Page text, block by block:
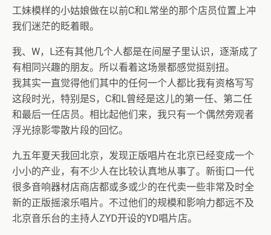
工妹模样的小姑娘做在以前C和L常坐的那个店员位置上冲
我们迷茫的眨着眼。
我、W，L还有其他几个人都是在间屋子里认识，逐渐成了
有相同兴趣的朋友。所以看着这场景都感觉挺别扭。
我其实一直觉得他们其中的任何一个人都比我有资格写写
这段时光，特别是S，C和L曾经是这儿的第一任、第二任
和最后一任店员。相比起他们来，我只有一个偶然旁观者
浮光掠影零散片段的回忆。
九五年夏天我回北京，发现正版唱片在北京已经变成一个
小小的产业，有不少人在比较认真地从事了。新街口一代
很多音响器材店商店都或多或少的在代卖一些非常及时全
新的正版摇滚乐唱片。不过他们的规模和影响力都远不及
北京音乐台的主持人ZYD开设的YD唱片店。